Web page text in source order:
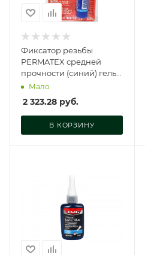
Фиксатор резьбы
PERMATEX средней
прочности (синий) гель
"ТВИСТ" 10мл., 24010
Мало
2 323.28 руб.
В КОРЗИНУ